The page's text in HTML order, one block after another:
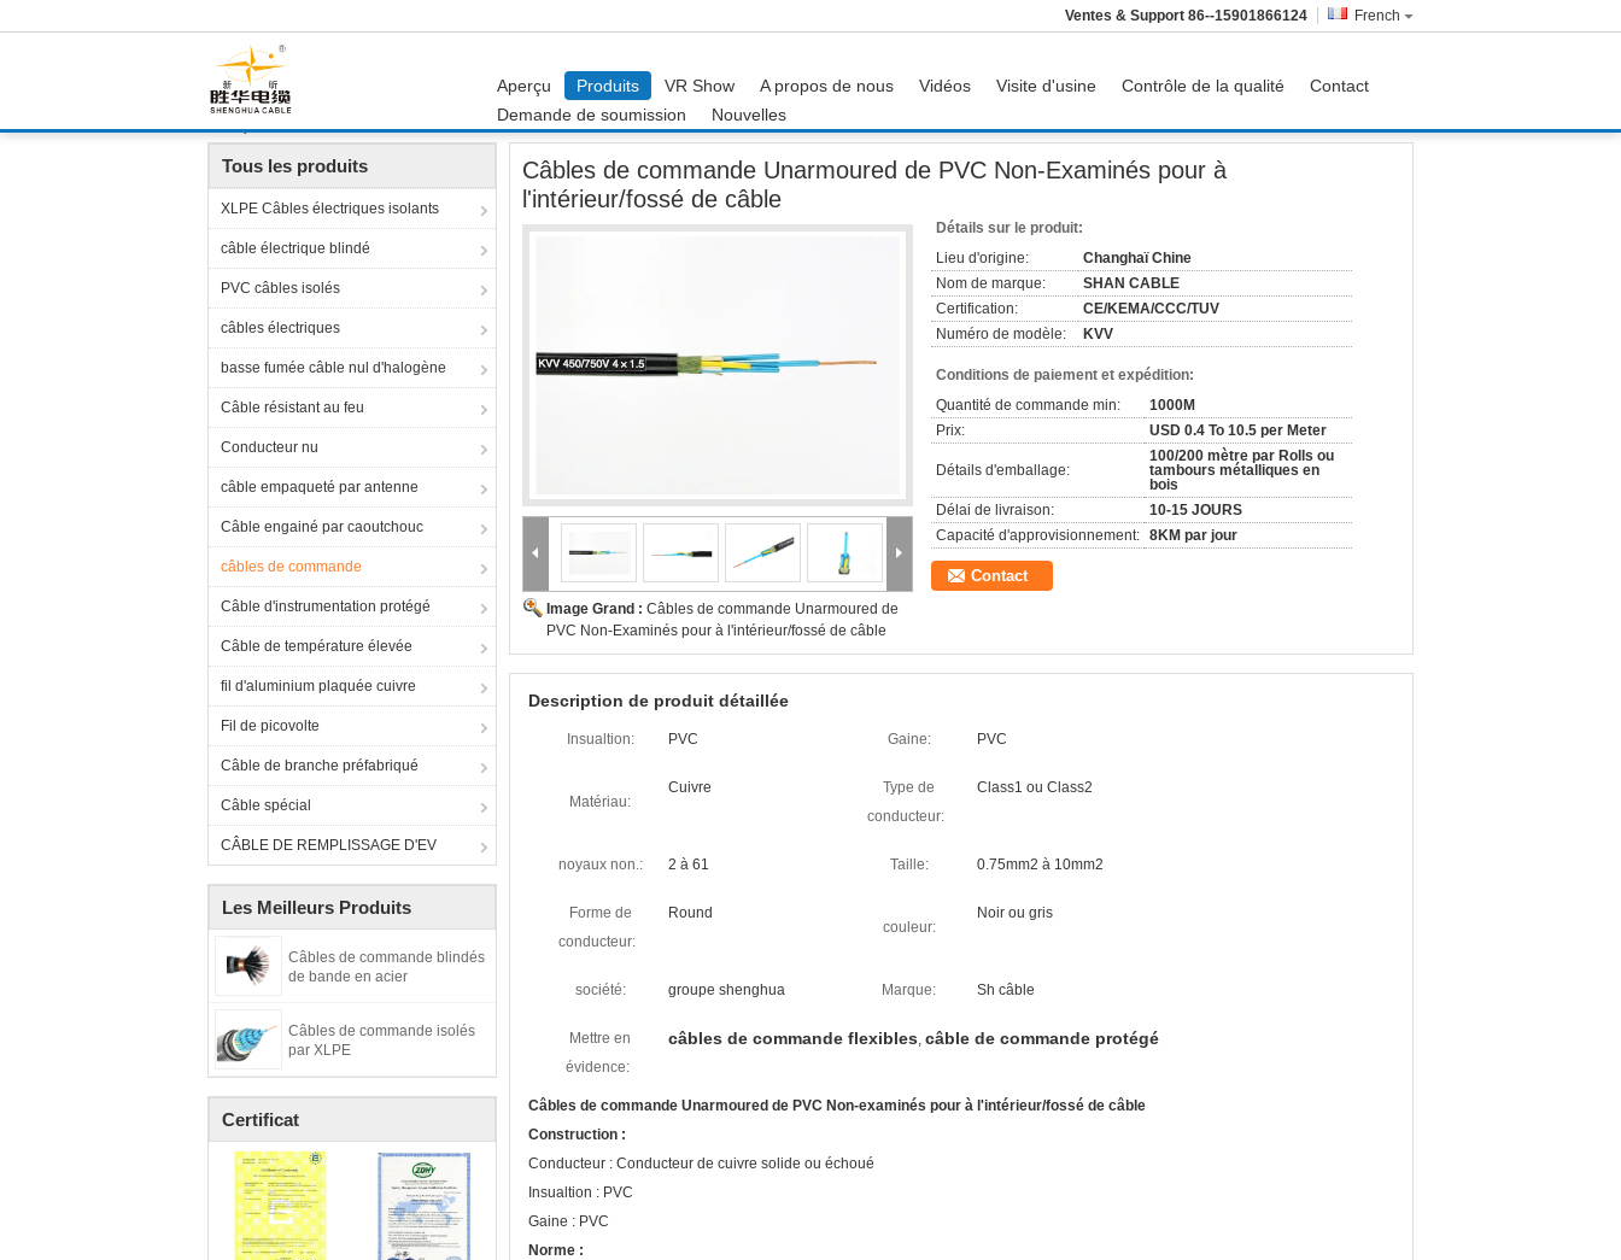
French
Ventes & Support 86--15901866124
Aperçu Produits VR Show A propos de nous Vidéos Visite d'usine Contrôle de la qualité
Contact
Demande de soumission
Nouvelles
Aperçu Produits câbles de commande Câbles de commande Unarmoured de PVC Non-Examinés pour à l'intérieur/fossé de câble
Tous les produits
XLPE Câbles électriques isolants
câble électrique blindé
PVC câbles isolés
câbles électriques
basse fumée câble nul d'halogène
Câble résistant au feu
Conducteur nu
câble empaqueté par antenne
Câble engainé par caoutchouc
câbles de commande
Câble d'instrumentation protégé
Câble de température élevée
fil d'aluminium plaquée cuivre
Fil de picovolte
Câble de branche préfabriqué
Câble spécial
CÂBLE DE REMPLISSAGE D'EV
Les Meilleurs Produits
Câbles de commande blindés
de bande en acier
Câbles de commande isolés
par XLPE
Certificat
Câbles de commande Unarmoured de PVC Non-Examinés pour à
l'intérieur/fossé de câble
Image Grand : Câbles de commande Unarmoured de
PVC Non-Examinés pour à l'intérieur/fossé de câble
Détails sur le produit:
Lieu d'origine:
Changhaï Chine
Nom de marque:
SHAN CABLE
Certification:
CE/KEMA/CCC/TUV
Numéro de modèle:
KVV
Conditions de paiement et expédition:
Quantité de commande min:
1000M
Prix:
USD 0.4 To 10.5 per Meter
Détails d'emballage:
100/200 mètre par Rolls ou
tambours métalliques en
bois
Délai de livraison:
10-15 JOURS
Capacité d'approvisionnement: 8KM par jour
Contact
Description de produit détaillée
Insualtion: PVC Gaine: PVC
Matériau:
Cuivre
Type de
conducteur:
Class1 ou Class2
noyaux non.: 2 à 61 Taille: 0.75mm2 à 10mm2
Forme de
conducteur:
Round
couleur:
Noir ou gris
société: groupe shenghua Marque: Sh câble
Mettre en
évidence:
câbles de commande flexibles, câble de commande protégé
Câbles de commande Unarmoured de PVC Non-examinés pour à l'intérieur/fossé de câble
Construction :
Conducteur : Conducteur de cuivre solide ou échoué
Insualtion : PVC
Gaine : PVC
Norme :